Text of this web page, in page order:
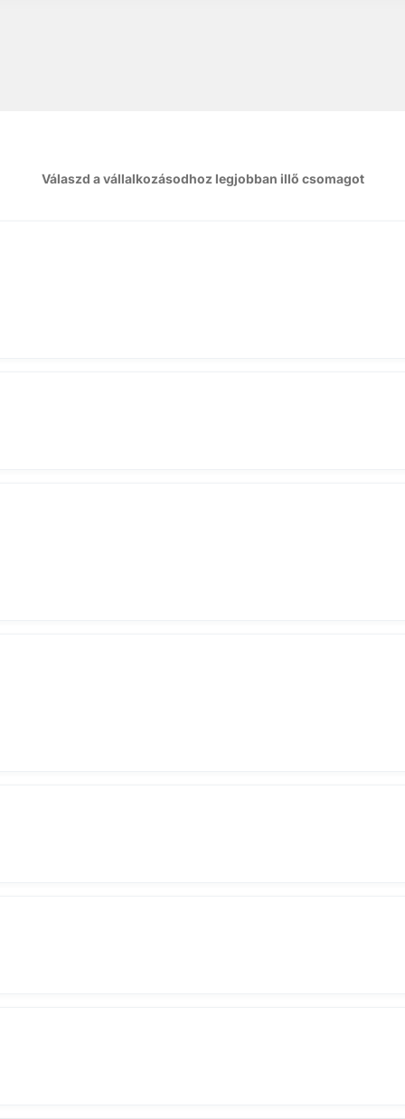
Válaszd a vállalkozásodhoz legjobban illő csomagot